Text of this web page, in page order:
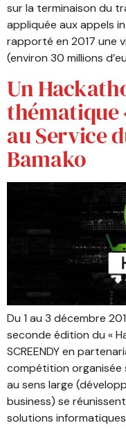
sur la terminaison du
appliquée aux appels
rapporté en 2017 une
(environ 30 millions
Un
thématique
au Service
Bamako
Du 1 au 3 décembre
seconde édition du «
SCREENDY en
compétition organisée
au sens large
business) se
solutions